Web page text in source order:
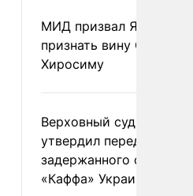
МИД призвал Японию
признать вину США за
Хиросиму
Верховный суд Швеции
утвердил передачу
задержанного
«Каффа» Украине